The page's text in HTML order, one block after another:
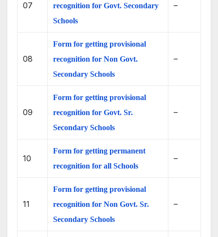
07
recognition for Govt. Secondary
Schools
–
08
Form for getting provisional
recognition for Non Govt.
Secondary Schools
–
09
Form for getting provisional
recognition for Govt. Sr.
Secondary Schools
–
10
Form for getting permanent
recognition for all Schools
–
11
Form for getting provisional
recognition for Non Govt. Sr.
Secondary Schools
–